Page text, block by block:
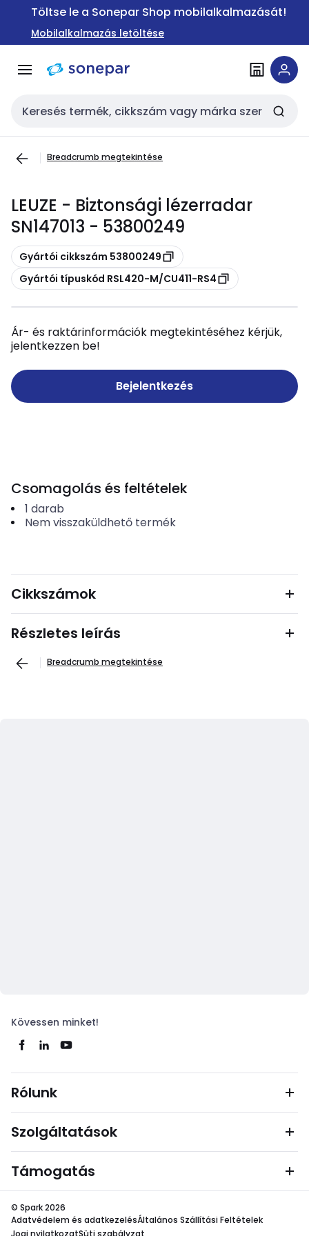
Ugrás a
Ugrás a
tartalomra
Töltse le a Sonepar Shop mobilalkalmazását!
Mobilalkalmazás letöltése
Keresési bemenet
Breadcrumb megtekintése
LEUZE - Biztonsági lézerradar
SN147013 - 53800249
Másolás
Gyártói cikkszám 53800249
Másolás
Gyártói típuskód RSL420-M/CU411-RS4
Ár- és raktárinformációk megtekintéséhez kérjük,
jelentkezzen be!
Bejelentkezés
Csomagolás és feltételek
1 darab
Nem visszaküldhető termék
Cikkszámok
Részletes leírás
Breadcrumb megtekintése
Kövessen minket!
Rólunk
Szolgáltatások
Támogatás
© Spark 2026
Adatvédelem és adatkezelésÁltalános Szállítási Feltételek
Jogi nyilatkozatSüti szabályzat